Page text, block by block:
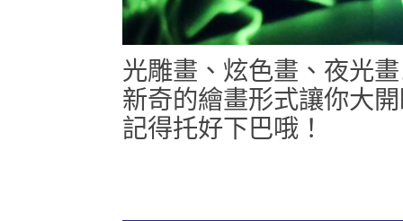
光雕畫、炫色畫、夜光
新奇的繪畫形式讓你大
記得托好下巴哦！